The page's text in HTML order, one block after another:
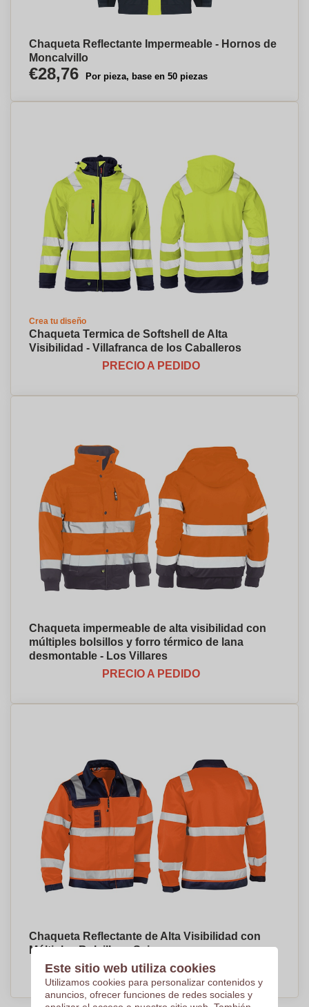
Chaqueta Reflectante Impermeable - Hornos de
Moncalvillo
€28,76 Por pieza, base en 50 piezas
Crea tu diseño
Chaqueta Termica de Softshell de Alta
Visibilidad - Villafranca de los Caballeros
PRECIO A PEDIDO
Chaqueta impermeable de alta visibilidad con
múltiples bolsillos y forro térmico de lana
desmontable - Los Villares
PRECIO A PEDIDO
Chaqueta Reflectante de Alta Visibilidad con
Múltiples Bolsillos - Seira
PRECIO A PEDIDO
Este sitio web utiliza cookies
Utilizamos cookies para personalizar contenidos y
anuncios, ofrecer funciones de redes sociales y